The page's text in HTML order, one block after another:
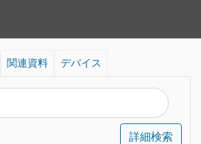
関連資料 デバイス
詳細検索